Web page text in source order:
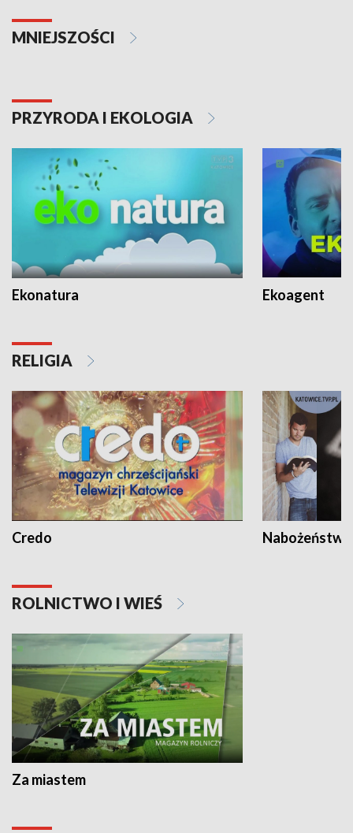
MNIEJSZOŚCI
PRZYRODA I EKOLOGIA
Ekonatura Ekoagent
RELIGIA
Credo
ROLNICTWO I WIEŚ
Za miastem